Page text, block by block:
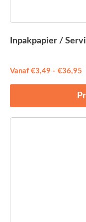
Inpakpapier /
Vanaf €3,49 - €36,95